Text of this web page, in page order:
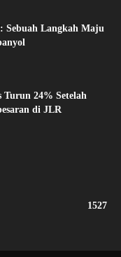
Sebuah Langkah Maju
24% Setelah
di JLR
1527